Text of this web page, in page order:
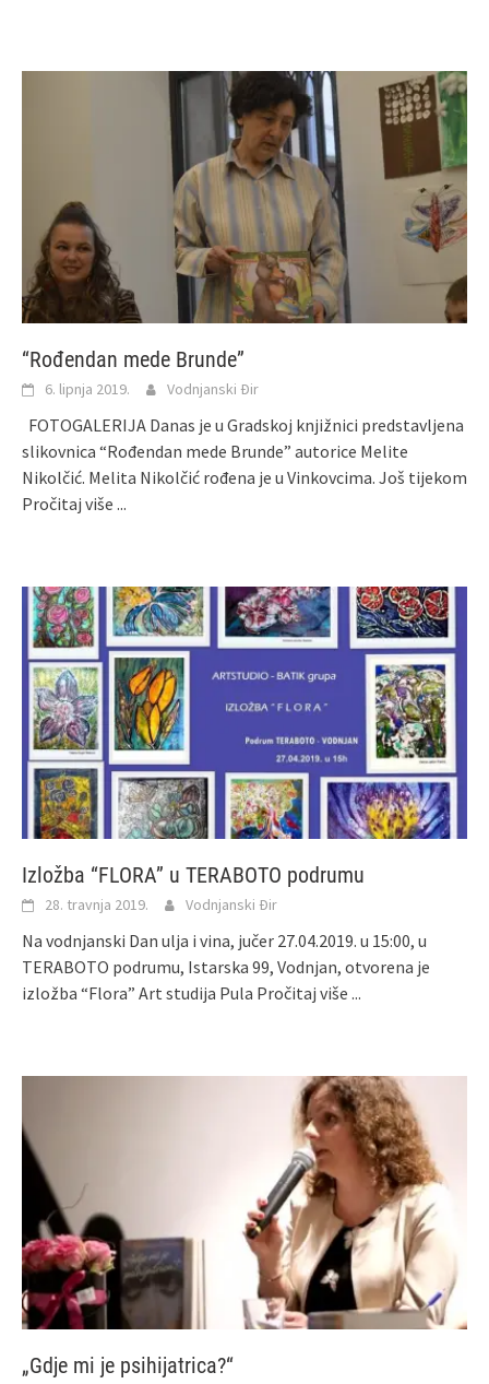
“Rođendan mede Brunde”
6. lipnja 2019. Vodnjanski Đir
FOTOGALERIJA Danas je u Gradskoj knjižnici predstavljena
slikovnica “Rođendan mede Brunde” autorice Melite
Nikolčić. Melita Nikolčić rođena je u Vinkovcima. Još tijekom
Pročitaj više ...
Izložba “FLORA” u TERABOTO podrumu
28. travnja 2019. Vodnjanski Đir
Na vodnjanski Dan ulja i vina, jučer 27.04.2019. u 15:00, u
TERABOTO podrumu, Istarska 99, Vodnjan, otvorena je
izložba “Flora” Art studija Pula Pročitaj više ...
„Gdje mi je psihijatrica?“